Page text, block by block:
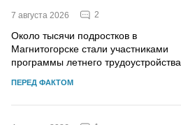
7 августа 2026 2
Около тысячи подростков в
Магнитогорске стали участниками
программы летнего трудоустройства
ПЕРЕД ФАКТОМ